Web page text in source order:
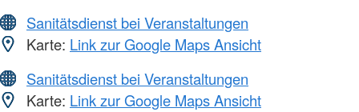
Sanitätsdienst bei Veranstaltungen
Karte: Link zur Google Maps Ansicht
Sanitätsdienst bei Veranstaltungen
Karte: Link zur Google Maps Ansicht